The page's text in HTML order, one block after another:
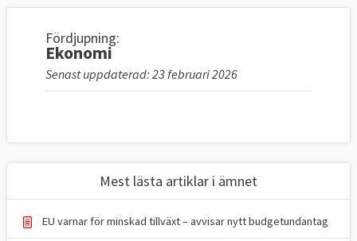
Fördjupning:
Ekonomi
Senast uppdaterad: 23 februari 2026
Mest lästa artiklar i ämnet
EU varnar för minskad tillväxt – avvisar nytt budgetundantag